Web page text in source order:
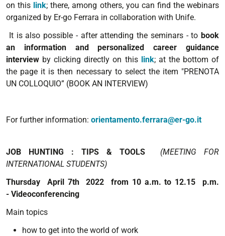
on this link; there, among others, you can find thewebinars
organized by Er-go Ferrara in collaboration with Unife.
It is also possible - after attending the seminars - to book
an information and personalized career guidance
interview by clicking directly on this link; at the bottom of
the page it is then necessary to select the item "PRENOTA
UN COLLOQUIO” (BOOK AN INTERVIEW)
For further information: orientamento.ferrara@er-go.it
JOB HUNTING : TIPS & TOOLS
(MEETING FOR
INTERNATIONAL STUDENTS)
Thursday April 7th 2022 from 10 a.m. to 12.15 p.m.
- Videoconferencing
Main topics
how to get into the world of work